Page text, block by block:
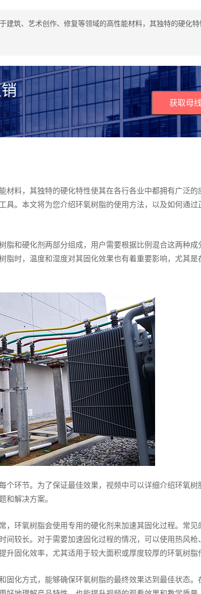
建筑、艺术创作、修复等领域的高性能材料，其独特的硬化
获取母
材料，其独特的硬化特性使其在各行各业中都拥有广泛的
。本文将为您介绍环氧树脂的使用方法，以及如何通过
脂和硬化剂两部分组成，用户需要根据比例混合这两种成
时，温度和湿度对其固化效果也有着重要影响，尤其是
个环节。为了保证最佳效果，视频中可以详细介绍环氧树
和解决方案。
，环氧树脂会使用专用的硬化剂来加速其固化过程。常见
间较长。对于需要加速固化过程的情况，可以使用热风枪
固化效率，尤其适用于较大面积或厚度较厚的环氧树脂
固化方式，能够确保环氧树脂的最终效果达到最佳状态。